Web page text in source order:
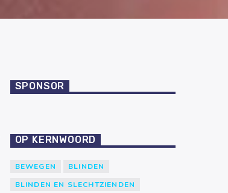
SPONSOR
OP KERNWOORD
BEWEGEN
BLINDEN
BLINDEN EN SLECHTZIENDEN